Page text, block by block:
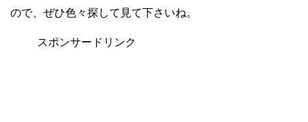
ので、ぜひ色々探して見て下さいね。
スポンサードリンク